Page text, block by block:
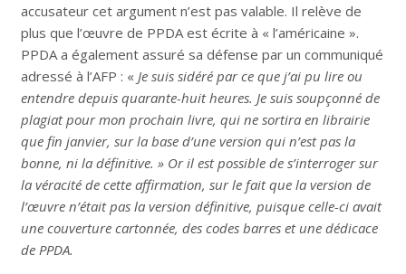
accusateur cet argument n’est pas valable. Il relève de
plus que l’œuvre de PPDA est écrite à « l’américaine ».
PPDA a également assuré sa défense par un communiqué
adressé à l’AFP : « Je suis sidéré par ce que j’ai pu lire ou
entendre depuis quarante-huit heures. Je suis soupçonné de
plagiat pour mon prochain livre, qui ne sortira en librairie
que fin janvier, sur la base d’une version qui n’est pas la
bonne, ni la définitive. » Or il est possible de s’interroger sur
la véracité de cette affirmation, sur le fait que la version de
l’œuvre n’était pas la version définitive, puisque celle-ci avait
une couverture cartonnée, des codes barres et une dédicace
de PPDA.